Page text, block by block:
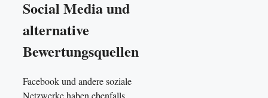
Social Media und
alternative
Bewertungsquellen
Facebook und andere soziale
Netzwerke haben ebenfalls